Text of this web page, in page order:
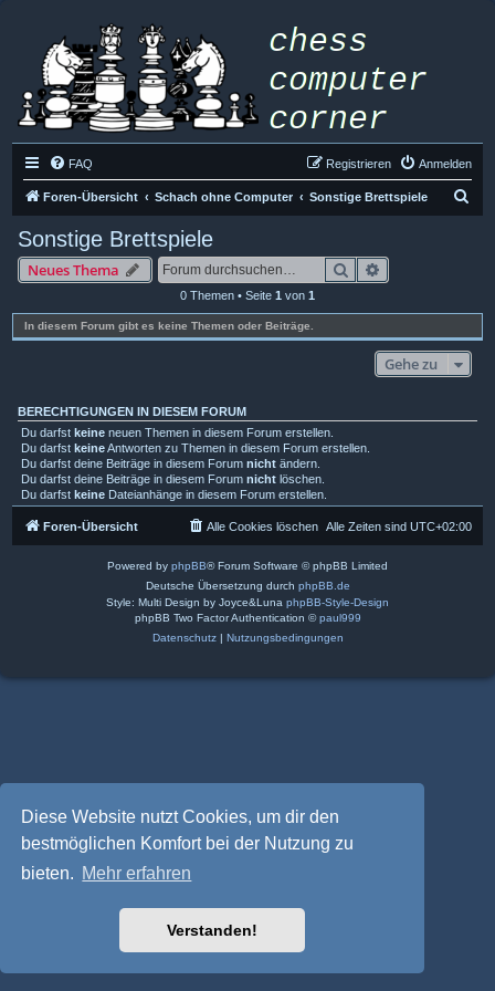
Diese Website nutzt Cookies, um dir den
bestmöglichen Komfort bei der Nutzung zu
bieten. Mehr erfahren
Verstanden!
FAQ Anmelden
Registrieren
Foren-Übersicht Schach ohne Computer Sonstige Brettspiele
Sonstige Brettspiele
Neues Thema Suche
0 Themen • Seite 1 von 1
In diesem Forum gibt es keine Themen oder Beiträge.
Gehe zu
BERECHTIGUNGEN IN DIESEM FORUM
Du darfst keine neuen Themen in diesem Forum erstellen.
Du darfst keineAntworten zu Themen in diesem Forum erstellen.
Du darfst deine Beiträge in diesem Forum nicht ändern.
Du darfst deine Beiträge in diesem Forum nicht löschen.
Du darfst keine Dateianhänge in diesem Forum erstellen.
Foren-Übersicht Alle Zeiten sind UTC+02:00
Alle Cookies löschen
Powered by phpBB® Forum Software © phpBB Limited
Deutsche Übersetzung durch phpBB.de
Style: Multi Design by Joyce&Luna phpBB-Style-Design
phpBB Two Factor Authentication ©paul999
Datenschutz| Nutzungsbedingungen